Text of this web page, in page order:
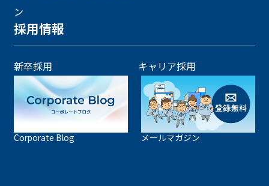
ン
採用情報
新卒採用 キャリア採用
Corporate Blog メールマガジン